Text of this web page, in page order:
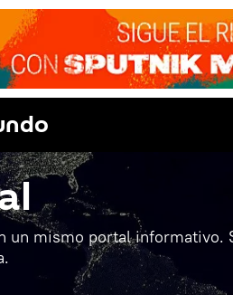
un mismo portal informativo.